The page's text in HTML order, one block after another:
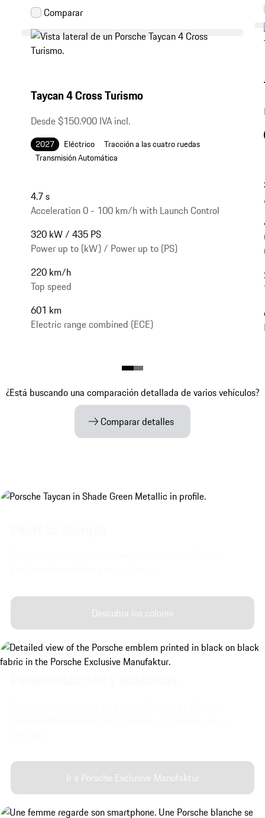
Taycan 4 Cross Turismo
Desde $150.900 IVA incl.
2027 Eléctrico
Tracción a las cuatro ruedas
Transmisión Automática
4.7 s
Acceleration 0 - 100 km/h with Launch Control
320 kW / 435 PS
Power up to (kW) / Power up to (PS)
220 km/h
Top speed
601 km
Electric range combined (ECE)
¿Está buscando una comparación detallada de varios vehículos?
Comparar detalles
Descubra los colores
Ir a Porsche Exclusive Manufaktur